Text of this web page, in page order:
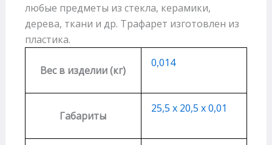
любые предметы из стекла, керамики,
дерева, ткани и др. Трафарет изготовлен из
пластика.
Вес в изделии (кг)
0,014
Габариты
25,5 х 20,5 х 0,01